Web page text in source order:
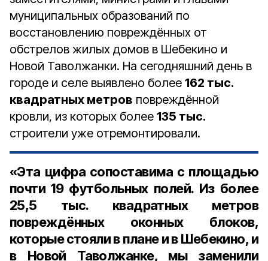
муниципальных образований по
восстановлению повреждённых от
обстрелов жилых домов в Шебекино и
Новой Таволжанки. На сегодняшний день в
городе и селе выявлено более 162 тыс.
квадратных метров повреждённой
кровли, из которых более 135 тыс.
строители уже отремонтировали.
«Эта цифра сопоставима с площадью
почти 19 футбольных полей. Из более
25,5 тыс. квадратных метров
повреждённых оконных блоков,
которые стояли в плане и в Шебекино, и
в Новой Таволжанке, мы заменили